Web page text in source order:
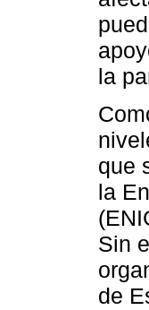
la
que
la
Sin
de